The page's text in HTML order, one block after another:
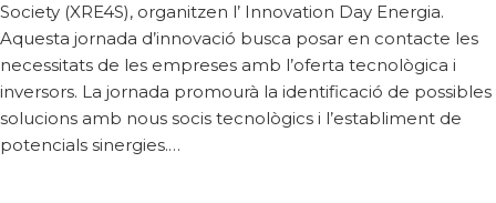
Society (XRE4S), organitzen l’ Innovation Day Energia.
Aquesta jornada d’innovació busca posar en contacte les
necessitats de les empreses amb l’oferta tecnològica i
inversors. La jornada promourà la identificació de possibles
solucions amb nous socis tecnològics i l’establiment de
potencials sinergies.…